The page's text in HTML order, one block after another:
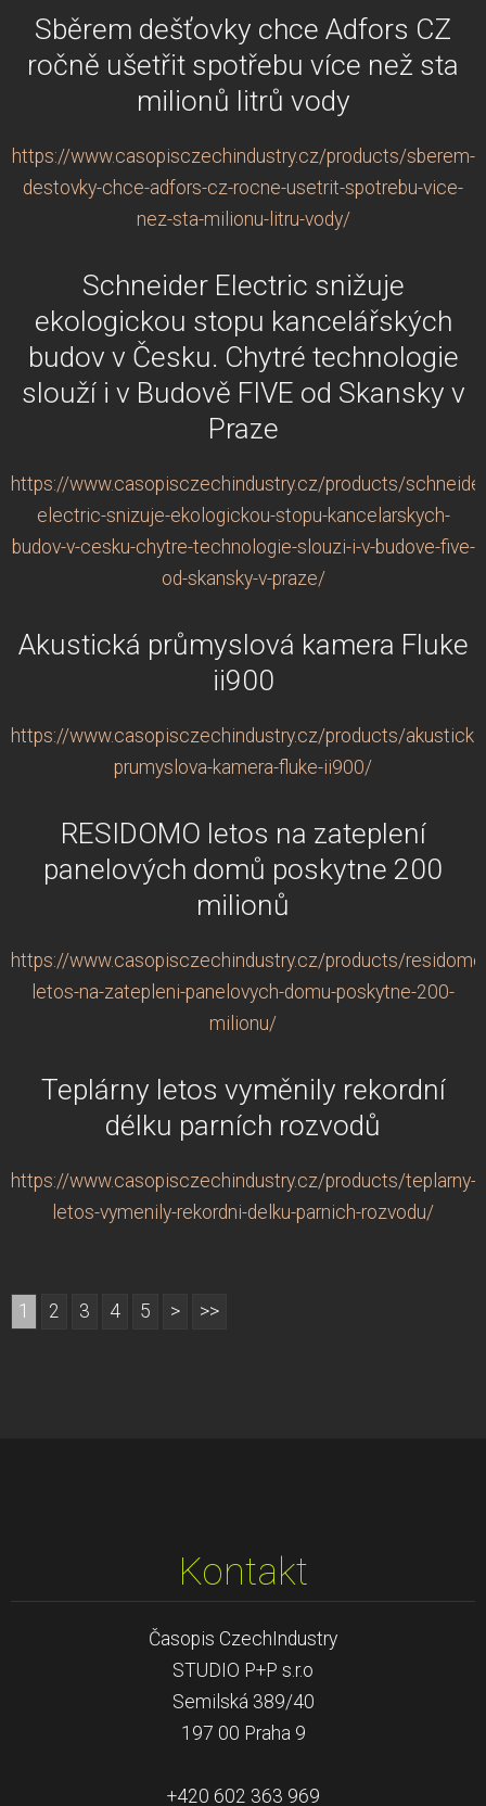
Sběrem dešťovky chce Adfors CZ
ročně ušetřit spotřebu více než sta
milionů litrů vody
https://www.casopisczechindustry.cz/products/sberem-
destovky-chce-adfors-cz-rocne-usetrit-spotrebu-vice-
nez-sta-milionu-litru-vody/
Schneider Electric snižuje
ekologickou stopu kancelářských
budov v Česku. Chytré technologie
slouží i v Budově FIVE od Skansky v
Praze
https://www.casopisczechindustry.cz/products/
electric-snizuje-ekologickou-stopu-kancelarskych-
budov-v-cesku-chytre-technologie-slouzi-i-v-budove-five-
od-skansky-v-praze/
Akustická průmyslová kamera Fluke
ii900
https://www.casopisczechindustry.cz/products/
prumyslova-kamera-fluke-ii900/
RESIDOMO letos na zateplení
panelových domů poskytne 200
milionů
https://www.casopisczechindustry.cz/products/
letos-na-zatepleni-panelovych-domu-poskytne-200-
milionu/
Teplárny letos vyměnily rekordní
délku parních rozvodů
https://www.casopisczechindustry.cz/products/teplarny-
letos-vymenily-rekordni-delku-parnich-rozvodu/
1 2 3 4 5 > >>
Kontakt
Časopis CzechIndustry
STUDIO P+P s.r.o
Semilská 389/40
197 00 Praha 9
+420 602 363 969